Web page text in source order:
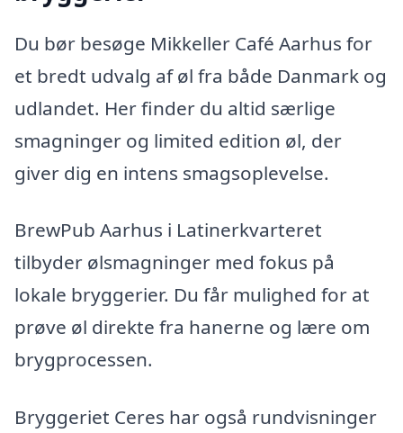
Du bør besøge Mikkeller Café Aarhus for
et bredt udvalg af øl fra både Danmark og
udlandet. Her finder du altid særlige
smagninger og limited edition øl, der
giver dig en intens smagsoplevelse.
BrewPub Aarhus i Latinerkvarteret
tilbyder ølsmagninger med fokus på
lokale bryggerier. Du får mulighed for at
prøve øl direkte fra hanerne og lære om
brygprocessen.
Bryggeriet Ceres har også rundvisninger